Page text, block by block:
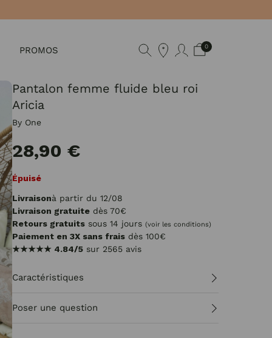
PROMOS 0
Pantalon femme fluide bleu roi
Aricia
By One
28,90 €
Épuisé
Livraisonà partir du 12/08
Livraison gratuite dès 70€
Retours gratuits sous 14 jours (voir les conditions)
Paiement en 3X sans frais dès 100€
★★★★★ 4.84/5 sur 2565 avis
Caractéristiques
Poser une question